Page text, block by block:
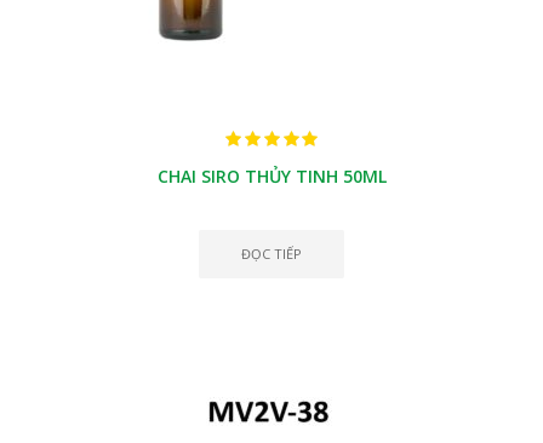
CHAI SIRO THỦY TINH 50ML
ĐỌC TIẾP